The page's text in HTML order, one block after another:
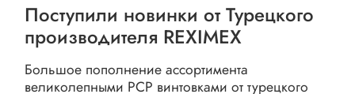
Поступили новинки от Турецкого
производителя REXIMEX
Большое пополнение ассортимента
великолепными РСР винтовками от турецкого